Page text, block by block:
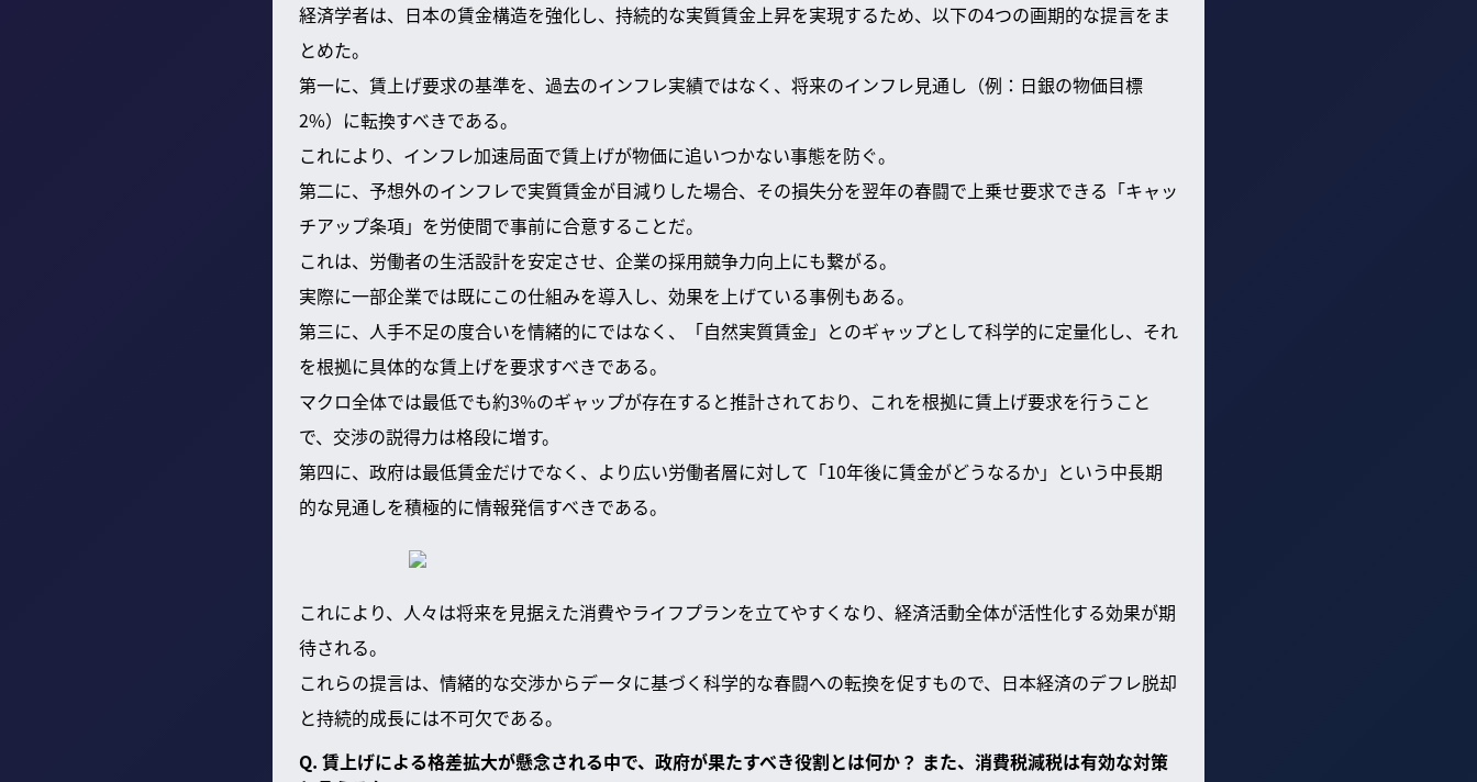
経済学者は、日本の賃金構造を強化し、持続的な実質賃金上昇を実現するため、以下の4つの画期的な提言をま
とめた。
第一に、賃上げ要求の基準を、過去のインフレ実績ではなく、将来のインフレ見通し（例：日銀の物価目標
2%）に転換すべきである。
これにより、インフレ加速局面で賃上げが物価に追いつかない事態を防ぐ。
第二に、予想外のインフレで実質賃金が目減りした場合、その損失分を翌年の春闘で上乗せ要求できる「キャッ
チアップ条項」を労使間で事前に合意することだ。
これは、労働者の生活設計を安定させ、企業の採用競争力向上にも繋がる。
実際に一部企業では既にこの仕組みを導入し、効果を上げている事例もある。
第三に、人手不足の度合いを情緒的にではなく、「自然実質賃金」とのギャップとして科学的に定量化し、それ
を根拠に具体的な賃上げを要求すべきである。
マクロ全体では最低でも約3%のギャップが存在すると推計されており、これを根拠に賃上げ要求を行うこと
で、交渉の説得力は格段に増す。
第四に、政府は最低賃金だけでなく、より広い労働者層に対して「10年後に賃金がどうなるか」という中長期
的な見通しを積極的に情報発信すべきである。
これにより、人々は将来を見据えた消費やライフプランを立てやすくなり、経済活動全体が活性化する効果が期
待される。
これらの提言は、情緒的な交渉からデータに基づく科学的な春闘への転換を促すもので、日本経済のデフレ脱却
と持続的成長には不可欠である。
Q. 賃上げによる格差拡大が懸念される中で、政府が果たすべき役割とは何か？ また、消費税減税は有効な対策